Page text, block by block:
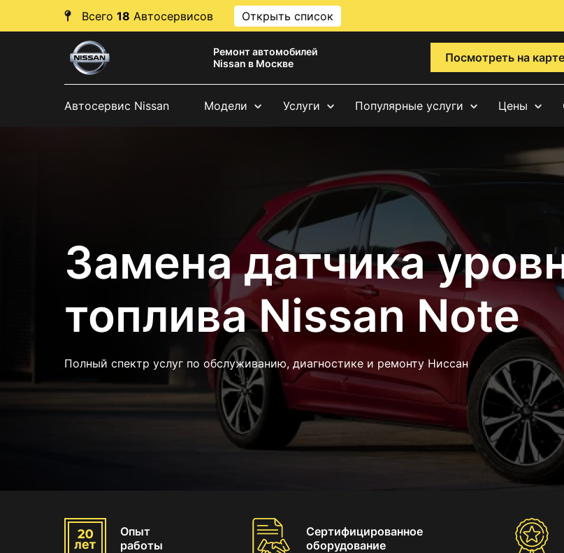
Всего 18 Автосервисов Открыть список
Ремонт автомобилей
Nissan в Москве
Посмотреть на карте
Автосервис Nissan Модели Услуги Популярные услуги Цены
Замена датчика
топлива Nissan Note
Полный спектр услуг по обслуживанию, диагностике и ремонту Ниссан
Опыт
работы
Сертифицированное
оборудование